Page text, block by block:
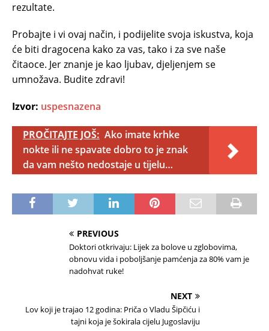
rezultate.
Probajte i vi ovaj način, i podijelite svoja iskustva, koja
će biti dragocena kako za vas, tako i za sve naše
čitaoce. Jer znanje je kao ljubav, djeljenjem se
umnožava. Budite zdravi!
Izvor: uspesnazena
PROČITAJTE JOŠ: Ako imate krhke
nokte ili ne spavate dobro to je znak
da vam nešto nedostaje u tijelu…
PREVIOUS
Doktori otkrivaju: Lijek za bolove u zglobovima,
obnovu vida i poboljšanje pamćenja za 80% vam je
nadohvat ruke!
NEXT
Lov koji je trajao 12 godina: Priča o Vladu Šipčiću i
tajni koja je šokirala cijelu Jugoslaviju